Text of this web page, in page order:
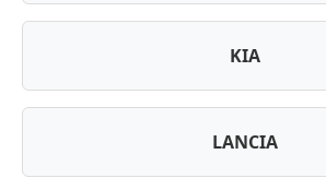
KIA
LANCIA